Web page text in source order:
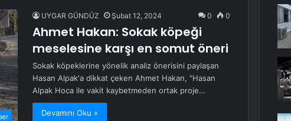
UYGAR GÜNDÜZ Şubat 12, 2024 0 0
Ahmet Hakan: Sokak köpeği
meselesine karşı en somut öneri
Sokak köpeklerine yönelik analiz önerisini paylaşan
Hasan Alpak'a dikkat çeken Ahmet Hakan, "Hasan
Alpak Hoca ile vakit kaybetmeden ortak proje…
Devamını Oku »